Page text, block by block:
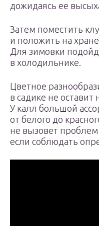
дожидаясь ее
Затем поместить
и положить на
Для зимовки
в холодильнике.
Цветное
в садике не
У калл большой
от белого до
не вызовет
если соблюдать